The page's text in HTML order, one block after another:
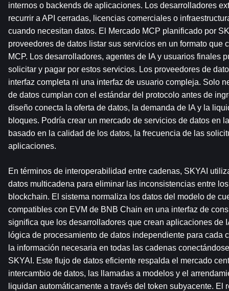
internos o backends de aplicaciones. Los desarrolladores
recurrir a API cerradas, licencias comerciales o
cuando necesitan datos. El Mercado MCP planificado por
proveedores de datos listar sus servicios en un formato que
MCP. Los desarrolladores, agentes de IA y usuarios finales
solicitar y pagar por estos servicios. Los proveedores de
interfaz completa ni una interfaz de usuario compleja. Solo
de datos cumplan con el estándar del protocolo antes de
diseño conecta la oferta de datos, la demanda de IA y la
bloques. Podría crear un mercado de servicios de datos en
basado en la calidad de los datos, la frecuencia de las
aplicaciones.
En términos de interoperabilidad entre cadenas, SKYAI
datos multicadena para eliminar las inconsistencias entre
blockchain. El sistema normaliza los datos del modelo de
compatibles con EVM de BNB Chain en una interfaz de
significa que los desarrolladores que crean aplicaciones de
lógica de procesamiento de datos independiente para cada
la información necesaria en todas las cadenas
SKYAI. Este flujo de datos eficiente respalda el mercado
intercambio de datos, las llamadas a modelos y el
liquidan automáticamente a través del token subyacente. El